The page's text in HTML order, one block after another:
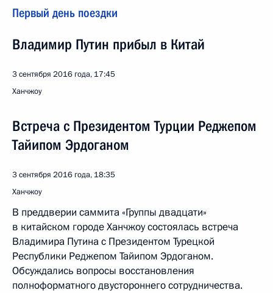
Первый день поездки
Владимир Путин прибыл в Китай
3 сентября 2016 года, 17:45
Ханчжоу
Встреча с Президентом Турции Реджепом
Тайипом Эрдоганом
3 сентября 2016 года, 18:35
Ханчжоу
В преддверии саммита «Группы двадцати»
в китайском городе Ханчжоу состоялась встреча
Владимира Путина с Президентом Турецкой
Республики Реджепом Тайипом Эрдоганом.
Обсуждались вопросы восстановления
полноформатного двустороннего сотрудничества.